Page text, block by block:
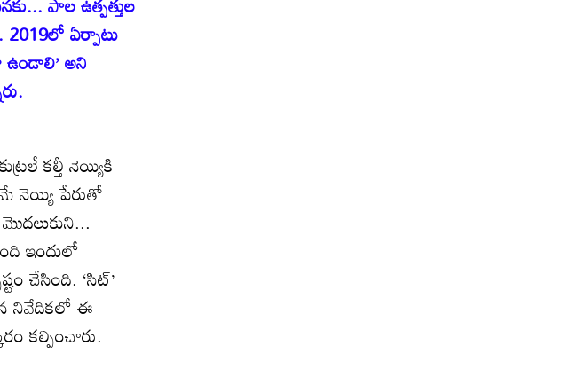
2019లో ఏర్పాటు
ఉండాలి’ అని
కల్తీ నెయ్యికి
నెయ్యి పేరుతో
ఇందులో
చేసింది. ‘సిట్‌’
నివేదికలో ఈ
కల్పించారు.